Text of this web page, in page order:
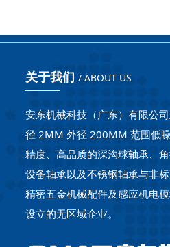
( 2.25 )mm
( 2.375 )mm
( 2.5 )mm
( 2.625 )mm
( 2.875 )mm
( 6 )mm
( 6.5 )mm
( 7 )mm
( 8 )mm
( 9.125 )mm
关于我们 / ABOUT US
安东机械科技（广东）有限公
径 2MM 外径 200MM 范围低
精度、高品质的深沟球轴承、
设备轴承以及不锈钢轴承与非
精密五金机械配件及感应机电
设立的无区域企业。